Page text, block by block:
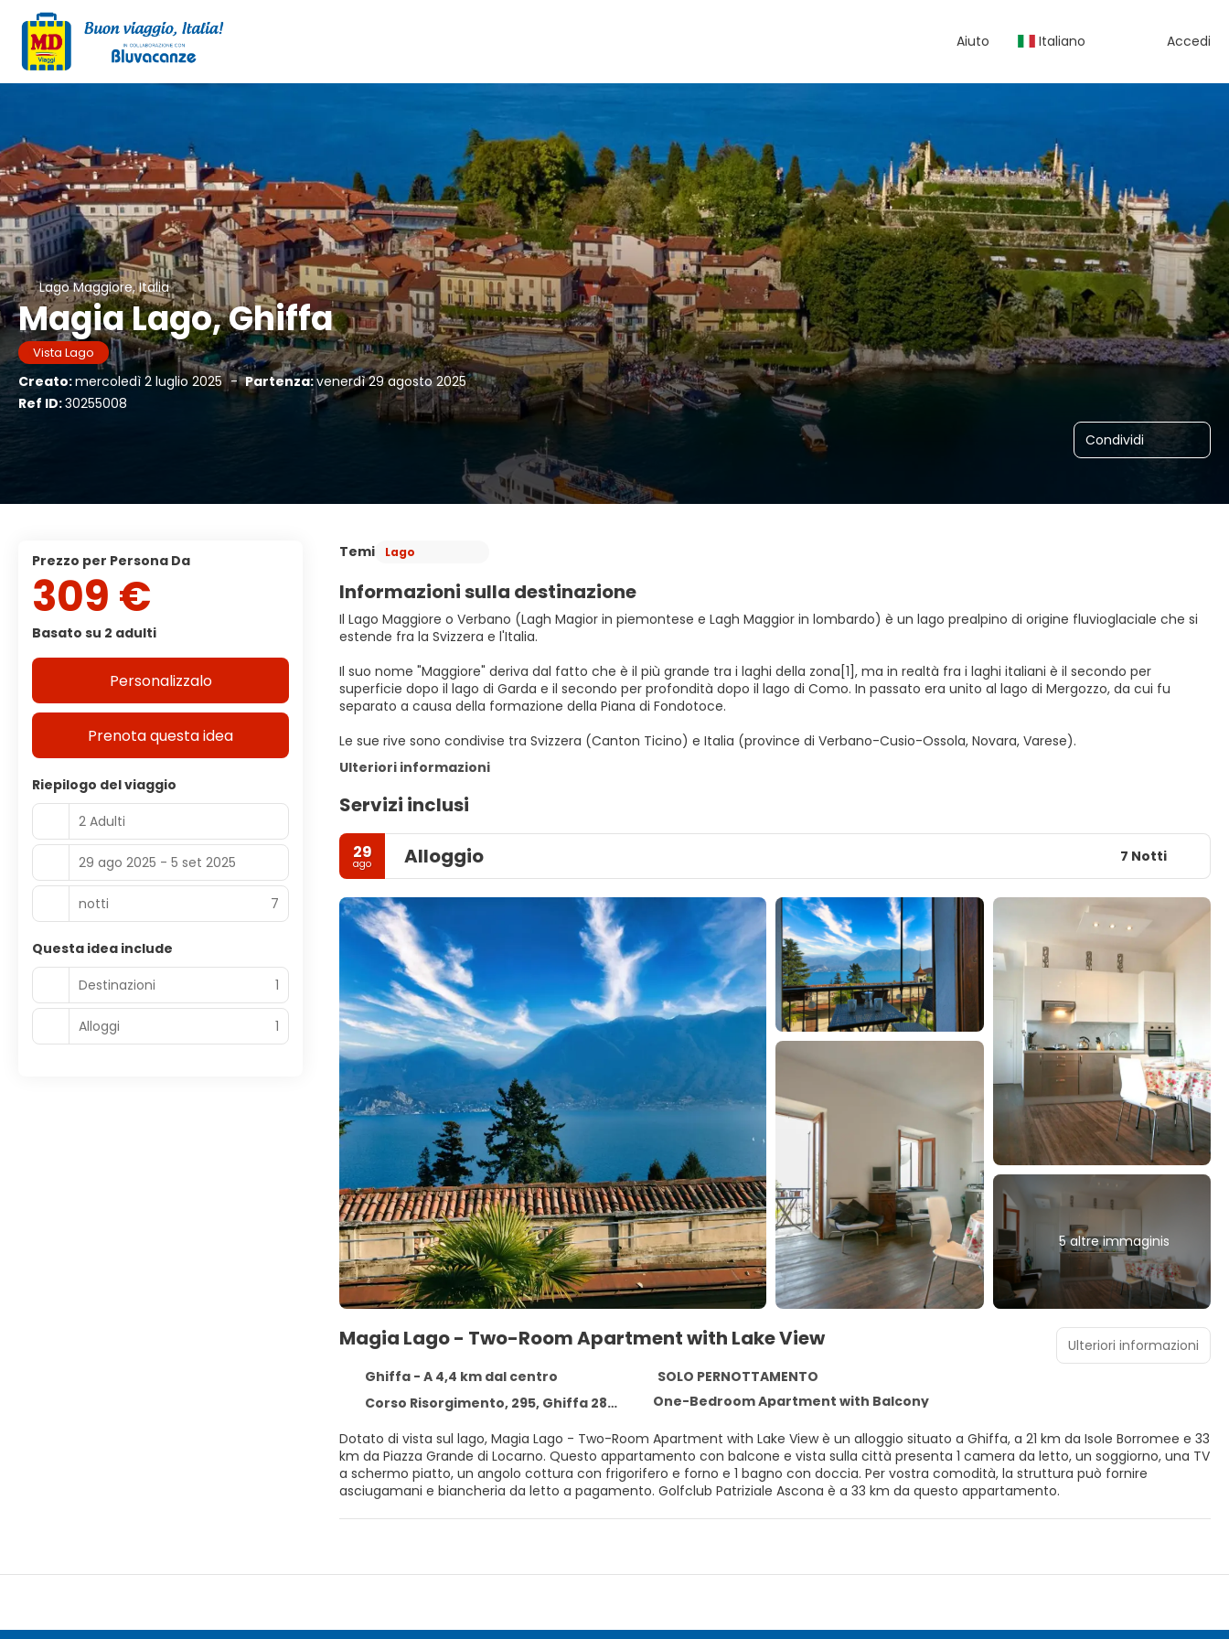
Aiuto Italiano Accedi
Lago Maggiore, Italia
Magia Lago, Ghiffa
Vista Lago
Creato:mercoledì 2 luglio 2025 - Partenza:venerdì 29 agosto 2025
Ref ID:30255008
Condividi
Temi Lago
Informazioni sulla destinazione
Il Lago Maggiore o Verbano (Lagh Magior in piemontese e Lagh Maggior in lombardo) è un lago prealpino di origine fluvioglaciale che si
estende fra la Svizzera e l'Italia.
Il suo nome "Maggiore" deriva dal fatto che è il più grande tra i laghi della zona[1], ma in realtà fra i laghi italiani è il secondo per
superficie dopo il lago di Garda e il secondo per profondità dopo il lago di Como. In passato era unito al lago di Mergozzo, da cui fu
separato a causa della formazione della Piana di Fondotoce.
Le sue rive sono condivise tra Svizzera (Canton Ticino) e Italia (province di Verbano-Cusio-Ossola, Novara, Varese).
Ulteriori informazioni
Servizi inclusi
29
ago Alloggio 7 Notti
5 altre immaginis
Magia Lago - Two-Room Apartment with Lake View
Ghiffa - A 4,4 km dal centro
SOLO PERNOTTAMENTO
Corso Risorgimento, 295, Ghiffa 28823
One-Bedroom Apartment with Balcony
Dotato di vista sul lago, Magia Lago - Two-Room Apartment with Lake View è un alloggio situato a Ghiffa, a 21 km da Isole Borromee e 33
km da Piazza Grande di Locarno. Questo appartamento con balcone e vista sulla città presenta 1 camera da letto, un soggiorno, una TV
a schermo piatto, un angolo cottura con frigorifero e forno e 1 bagno con doccia. Per vostra comodità, la struttura può fornire
asciugamani e biancheria da letto a pagamento. Golfclub Patriziale Ascona è a 33 km da questo appartamento.
Ulteriori informazioni
Prezzo per Persona Da
309 €
Basato su 2 adulti
Personalizzalo
Prenota questa idea
Riepilogo del viaggio
2 Adulti
29 ago 2025 - 5 set 2025
notti 7
Questa idea include
Destinazioni
1
Alloggi 1